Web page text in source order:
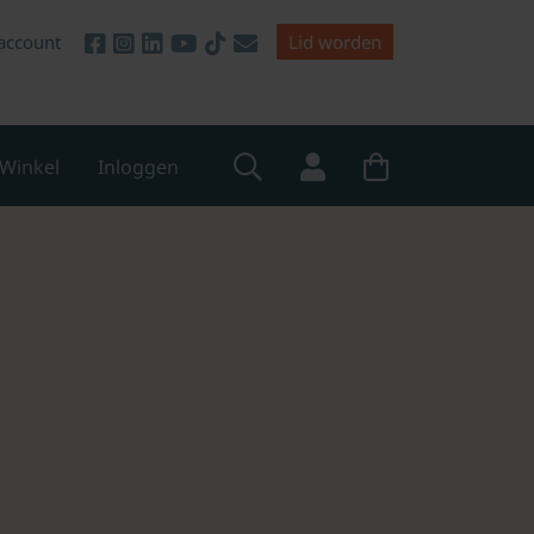
Lid worden
Winkel Inloggen